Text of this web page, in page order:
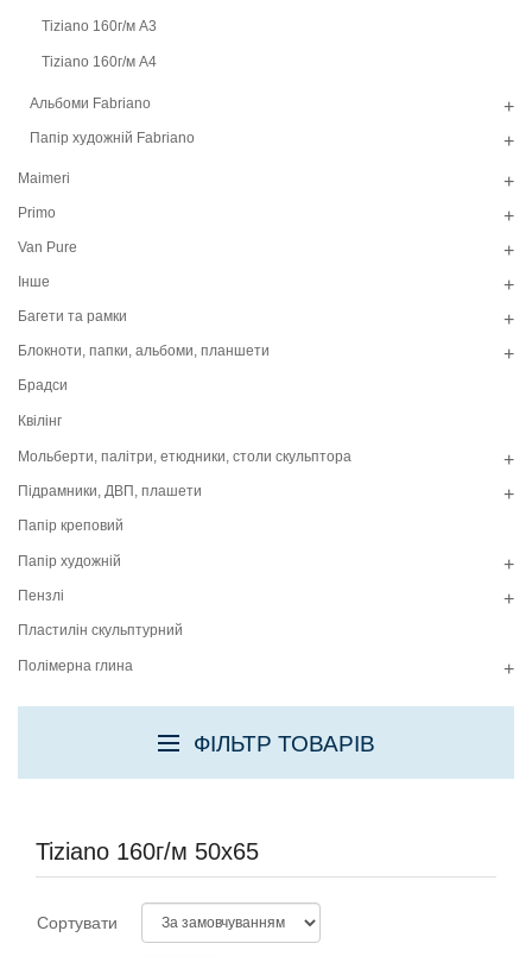
Tiziano 160г/м А3
Tiziano 160г/м А4
+
Альбоми Fabriano
+
Папір художній Fabriano
+
Maimeri
+
Primo
+
Van Pure
+
Інше
+
Багети та рамки
+
Блокноти, папки, альбоми, планшети
Брадси
Квілінг
+
Мольберти, палітри, етюдники, столи скульптора
+
Підрамники, ДВП, плашети
Папір креповий
+
Папір художній
+
Пензлі
Пластилін скульптурний
+
Полімерна глина
ФІЛЬТР ТОВАРІВ
Tiziano 160г/м 50х65
Сортувати